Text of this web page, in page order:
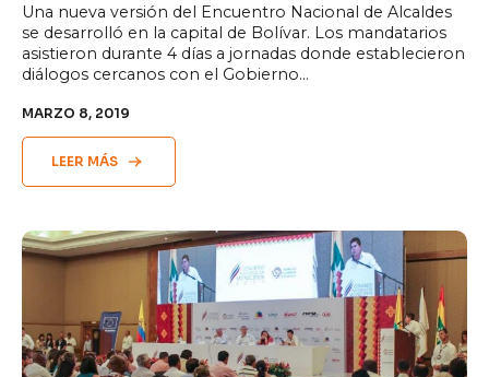
MARZO 8, 2019
Una nueva versión del Encuentro Nacional de Alcaldes
se desarrolló en la capital de Bolívar. Los mandatarios
asistieron durante 4 días a jornadas donde establecieron
diálogos cercanos con el Gobierno…
LEER MÁS